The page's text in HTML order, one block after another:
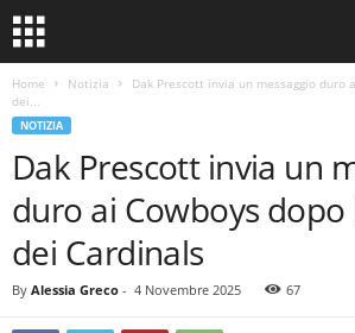
Home Notizia
Dak Prescott invia un messaggio duro
dei...
NOTIZIA
Dak Prescott invia un
duro ai Cowboys
dei Cardinals
By Alessia Greco - 4 Novembre 2025 67